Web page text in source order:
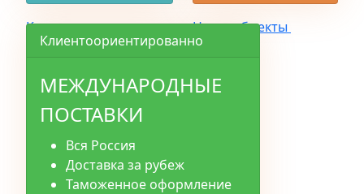
Каталог Наши объекты
Клиентоориентированно
МЕЖДУНАРОДНЫЕ
ПОСТАВКИ
Вся Россия
Доставка за рубеж
Таможенное оформление